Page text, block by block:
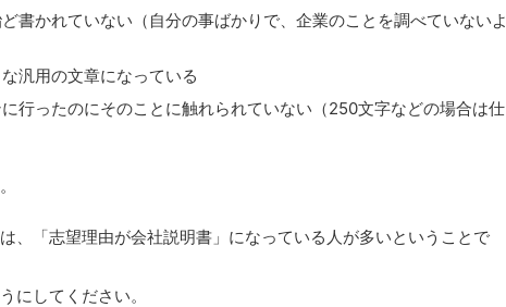
書かれていない（自分の事ばかりで、企業のことを調べていないよ
汎用の文章になっている
行ったのにそのことに触れられていない（250文字などの場合は仕
、「志望理由が会社説明書」になっている人が多いということで
にしてください。